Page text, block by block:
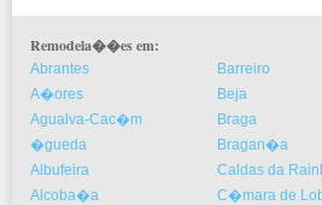
Remodela��es em:
Abrantes
A�ores
Agualva-Cac�m
�gueda
Albufeira
Alcoba�a
Barreiro
Beja
Braga
Bragan�a
Caldas da
C�mara de